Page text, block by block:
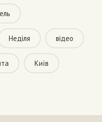
Неділя відео
Київ